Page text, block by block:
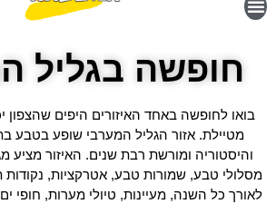
חופשה בגליל
בואו לחופשה באחד האיזורים היפים
מטיילת. אזור הגליל המערבי שופע בטבע
והיסטוריה ומורשת רבת שנים. האיזור מציע
מסלולי טבע, שמורות טבע, אטרקציות, נקודות
לאורך כל השנה, מעיינות, טיולי מערות, חופי